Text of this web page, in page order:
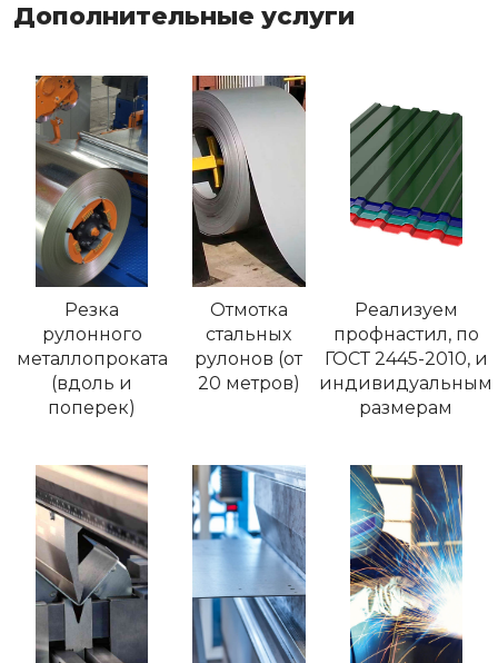
Дополнительные услуги
Резка
рулонного
металлопроката
(вдоль и
поперек)
Отмотка
стальных
рулонов (от
20 метров)
Реализуем
профнастил, по
ГОСТ 2445-2010, и
индивидуальным
размерам